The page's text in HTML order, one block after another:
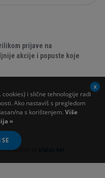
prijave na
akcije i popuste koje
developed by
i slične tehnologije radi
Ako nastaviš s pregledom
na s korištenjem. Više
»